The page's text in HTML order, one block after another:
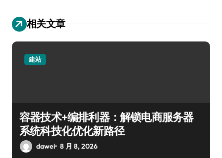
相关文章
建站
容器技术+编排利器：解锁电商服务器
系统科技化优化新路径
dawei 8 月 8, 2026